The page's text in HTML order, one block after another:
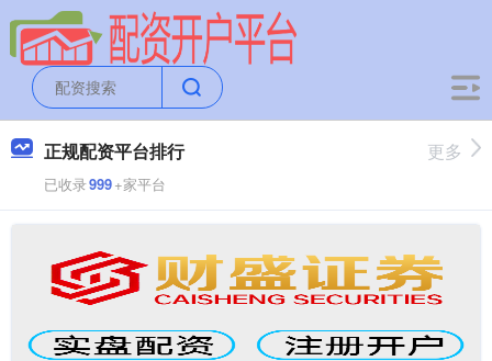
正规配资平台排行
已收录999+家平台
更多